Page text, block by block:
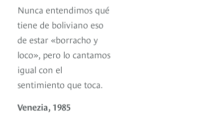
Nunca entendimos qué
tiene de boliviano eso
de estar «borracho y
loco», pero lo cantamos
igual con el
sentimiento que toca.
Venezia, 1985